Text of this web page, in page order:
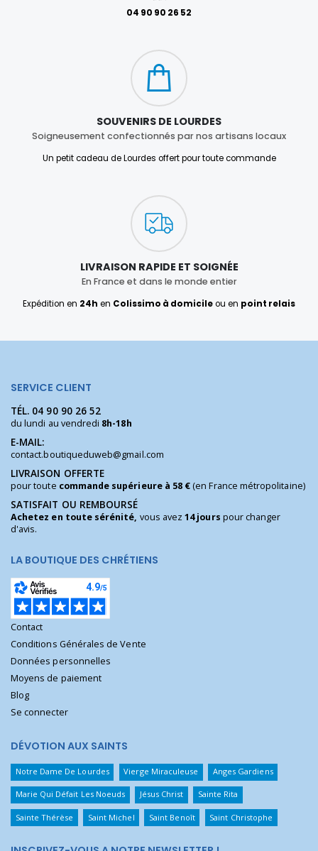
04 90 90 26 52
SOUVENIRS DE LOURDES
Soigneusement confectionnés par nos artisans locaux
Un petit cadeau de Lourdes offert pour toute commande
LIVRAISON RAPIDE ET SOIGNÉE
En France et dans le monde entier
Expédition en 24h en Colissimo à domicileou en point relais
SERVICE CLIENT
TÉL. 04 90 90 26 52
du lundi au vendredi 8h-18h
E-MAIL:
contact.boutiqueduweb@gmail.com
LIVRAISON OFFERTE
pour toute commande supérieure à 58 €(en France métropolitaine)
SATISFAIT OU REMBOURSÉ
Achetez en toute sérénité, vous avez14 jours pour changer
d'avis.
LA BOUTIQUE DES CHRÉTIENS
Contact
Conditions Générales de Vente
Données personnelles
Moyens de paiement
Blog
Se connecter
DÉVOTION AUX SAINTS
Notre Dame De Lourdes Vierge Miraculeuse Anges Gardiens
Marie Qui Défait Les Noeuds Jésus Christ Sainte Rita
Sainte Thérèse Saint Michel Saint Benoît Saint Christophe